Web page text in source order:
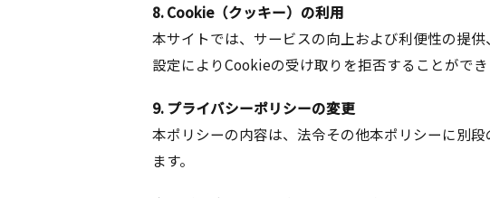
8. Cookie（クッキー）の利用
本サイトでは、サービスの向上および利便性の提
設定によりCookieの受け取りを拒否することがで
9. プライバシーポリシーの変更
本ポリシーの内容は、法令その他本ポリシーに別
ます。